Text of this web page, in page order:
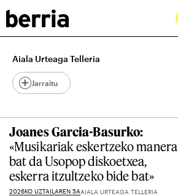
Aiala Urteaga Telleria
Jarraitu
Joanes Garcia-Basurko:
«Musikariak eskertzeko manera
bat da Usopop diskoetxea,
eskerra itzultzeko bide bat»
2026KO UZTAILAREN 5AAIALA URTEAGA TELLERIA